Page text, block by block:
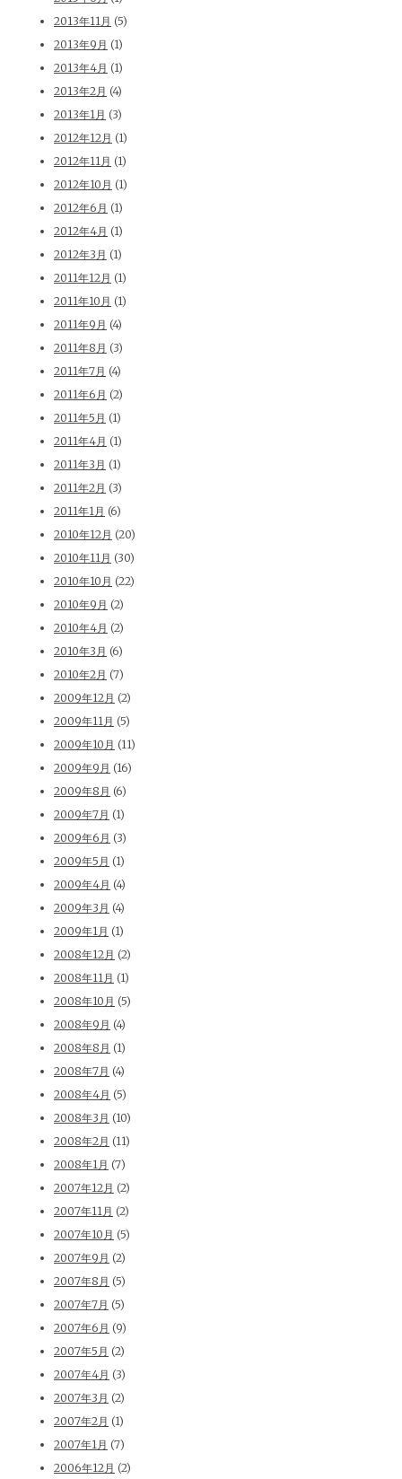
2013年11月 (5)
2013年9月 (1)
2013年4月 (1)
2013年2月 (4)
2013年1月 (3)
2012年12月 (1)
2012年11月 (1)
2012年10月 (1)
2012年6月 (1)
2012年4月 (1)
2012年3月 (1)
2011年12月 (1)
2011年10月 (1)
2011年9月 (4)
2011年8月 (3)
2011年7月 (4)
2011年6月 (2)
2011年5月 (1)
2011年4月 (1)
2011年3月 (1)
2011年2月 (3)
2011年1月 (6)
2010年12月 (20)
2010年11月 (30)
2010年10月 (22)
2010年9月 (2)
2010年4月 (2)
2010年3月 (6)
2010年2月 (7)
2009年12月 (2)
2009年11月 (5)
2009年10月 (11)
2009年9月 (16)
2009年8月 (6)
2009年7月 (1)
2009年6月 (3)
2009年5月 (1)
2009年4月 (4)
2009年3月 (4)
2009年1月 (1)
2008年12月 (2)
2008年11月 (1)
2008年10月 (5)
2008年9月 (4)
2008年8月 (1)
2008年7月 (4)
2008年4月 (5)
2008年3月 (10)
2008年2月 (11)
2008年1月 (7)
2007年12月 (2)
2007年11月 (2)
2007年10月 (5)
2007年9月 (2)
2007年8月 (5)
2007年7月 (5)
2007年6月 (9)
2007年5月 (2)
2007年4月 (3)
2007年3月 (2)
2007年2月 (1)
2007年1月 (7)
2006年12月 (2)